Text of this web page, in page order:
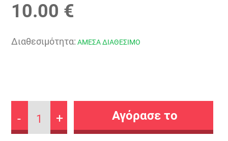
10.00 €
Διαθεσιμότητα: ΑΜΕΣΑ ΔΙΑΘΕΣΙΜΟ
- 1 +